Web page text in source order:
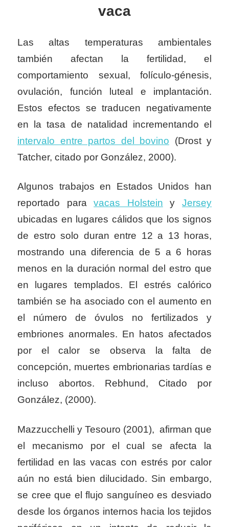
vaca
Las altas temperaturas ambientales
también afectan la fertilidad, el
comportamiento sexual, folículo-génesis,
ovulación, función luteal e implantación.
Estos efectos se traducen negativamente
en la tasa de natalidad incrementando el
intervalo entre partos del bovino (Drost y
Tatcher, citado por González, 2000).
Algunos trabajos en Estados Unidos han
reportado paravacas Holstein yJersey
ubicadas en lugares cálidos que los signos
de estro solo duran entre 12 a 13 horas,
mostrando una diferencia de 5 a 6 horas
menos en la duración normal del estro que
en lugares templados. El estrés calórico
también se ha asociado con el aumento en
el número de óvulos no fertilizados y
embriones anormales. En hatos afectados
por el calor se observa la falta de
concepción, muertes embrionarias tardías e
incluso abortos. Rebhund, Citado por
González, (2000).
Mazzucchelli y Tesouro (2001), afirman que
el mecanismo por el cual se afecta la
fertilidad en las vacas con estrés por calor
aún no está bien dilucidado. Sin embargo,
se cree que el flujo sanguíneo es desviado
desde los órganos internos hacia los tejidos